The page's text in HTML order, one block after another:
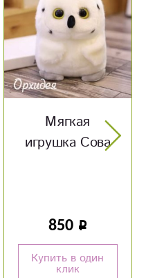
Мягкая
игрушка Стич
1 200
Купить в один
клик